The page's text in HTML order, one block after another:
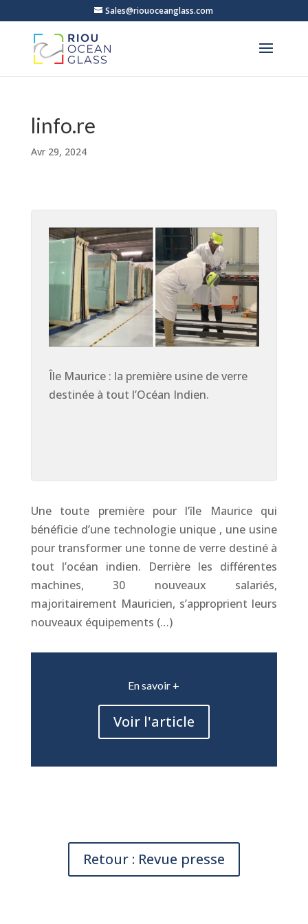
Sales@riouoceanglass.com
linfo.re
Avr 29, 2024
Île Maurice : la première usine de verre
destinée à tout l’Océan Indien.
Une toute première pour l’île Maurice qui
bénéficie d’une technologie unique , une usine
pour transformer une tonne de verre destiné à
tout l’océan indien. Derrière les différentes
machines, 30 nouveaux salariés,
majoritairement Mauricien, s’approprient leurs
nouveaux équipements (…)
En savoir +
Voir l'article
Retour : Revue presse